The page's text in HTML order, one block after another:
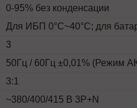
0-95% без конденсации
Для ИБП 0°C~40°C; для
3
50Гц / 60Гц ±0,01% (Режим
3:1
~380/400/415 В 3P+N